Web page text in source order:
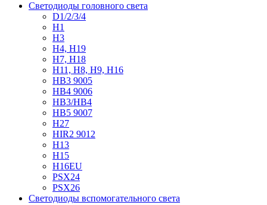
Светодиоды головного света
D1/2/3/4
H1
H3
H4, H19
H7, H18
H11, H8, H9, H16
HB3 9005
HB4 9006
HB3/HB4
HB5 9007
H27
HIR2 9012
H13
H15
H16EU
PSX24
PSX26
Светодиоды вспомогательного света